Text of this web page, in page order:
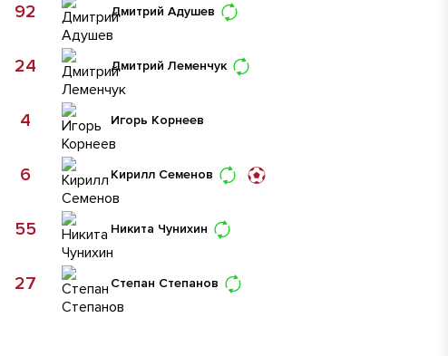
Дмитрий Адушев
92
Дмитрий Леменчук
24
Игорь Корнеев
4
Кирилл Семенов
6
Никита Чунихин
55
Степан Степанов
27